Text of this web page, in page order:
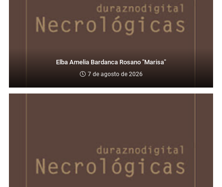
Elba Amelia Bardanca Rosano "Marisa"
7 de agosto de 2026